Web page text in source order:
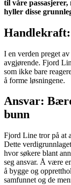
til våre passasjerer,
hyller disse
I en verden preget
avgjørende. Fjord
som ikke bare
å forme løsningene.
Ansvar:
bunn
Fjord Line tror på at
Dette
hvor søkere blant
seg ansvar. Å være
å bygge og
samfunnet og de